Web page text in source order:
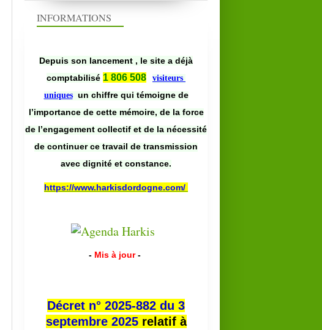
INFORMATIONS
Depuis son lancement , le site a déjà
comptabilisé 1 806 508
visiteurs
uniques un chiffre qui témoigne de
l’importance de cette mémoire, de la force
de l’engagement collectif et de la nécessité
de continuer ce travail de transmission
avec dignité et constance.
https://www.harkisdordogne.com/
- Mis à jour -
Décret n° 2025-882 du 3
septembre 2025relatif à